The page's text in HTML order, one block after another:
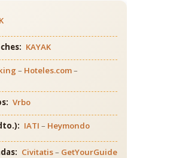
KAYAK
– Hoteles.com–
Vrbo
IATI – Heymondo
Civitatis– GetYourGuide